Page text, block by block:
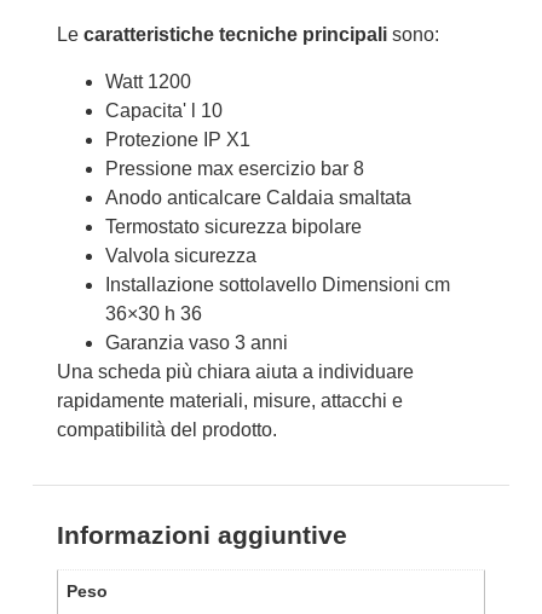
Le caratteristiche tecniche principalisono:
Watt 1200
Capacita' l 10
Protezione IP X1
Pressione max esercizio bar 8
Anodo anticalcare Caldaia smaltata
Termostato sicurezza bipolare
Valvola sicurezza
Installazione sottolavello Dimensioni cm
36×30 h 36
Garanzia vaso 3 anni
Una scheda più chiara aiuta a individuare
rapidamente materiali, misure, attacchi e
compatibilità del prodotto.
Informazioni aggiuntive
Peso